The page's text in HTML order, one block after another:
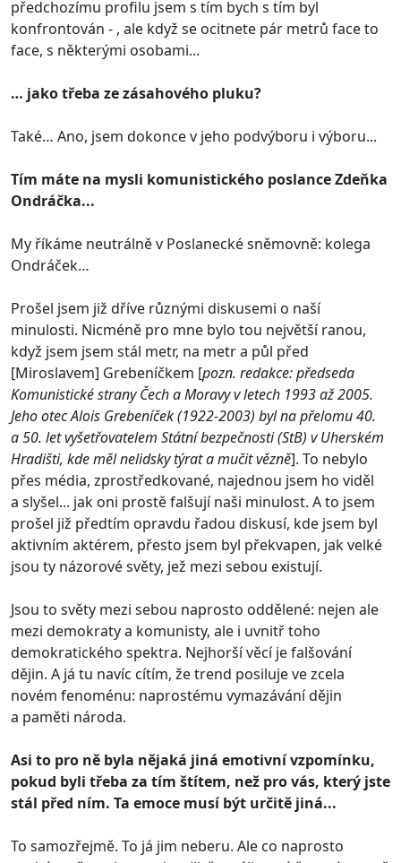
předchozímu profilu jsem s tím bych s tím byl
konfrontován - , ale když se ocitnete pár metrů face to
face, s některými osobami...
… jako třeba ze zásahového pluku?
Také… Ano, jsem dokonce v jeho podvýboru i výboru...
Tím máte na mysli komunistického poslance Zdeňka
Ondráčka...
My říkáme neutrálně v Poslanecké sněmovně: kolega
Ondráček…
Prošel jsem již dříve různými diskusemi o naší
minulosti. Nicméně pro mne bylo tou největší ranou,
když jsem jsem stál metr, na metr a půl před
[Miroslavem] Grebeníčkem [pozn. redakce: předseda
Komunistické strany Čech a Moravy v letech 1993 až 2005.
Jeho otec Alois Grebeníček (1922-2003) byl na přelomu 40.
a 50. let vyšetřovatelem Státní bezpečnosti (StB) v Uherském
Hradišti, kde měl nelidsky týrat a mučit vězně]. To nebylo
přes média, zprostředkované, najednou jsem ho viděl
a slyšel... jak oni prostě falšují naši minulost. A to jsem
prošel již předtím opravdu řadou diskusí, kde jsem byl
aktivním aktérem, přesto jsem byl překvapen, jak velké
jsou ty názorové světy, jež mezi sebou existují.
Jsou to světy mezi sebou naprosto oddělené: nejen ale
mezi demokraty a komunisty, ale i uvnitř toho
demokratického spektra. Nejhorší věcí je falšování
dějin. A já tu navíc cítím, že trend posiluje ve zcela
novém fenoménu: naprostému vymazávání dějin
a paměti národa.
Asi to pro ně byla nějaká jiná emotivní vzpomínku,
pokud byli třeba za tím štítem, než pro vás, který jste
stál před ním. Ta emoce musí být určitě jiná...
To samozřejmě. To já jim neberu. Ale co naprosto